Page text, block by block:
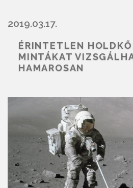
2019.03.17.
ÉRINTETLEN
MINTÁKAT
HAMAROSAN